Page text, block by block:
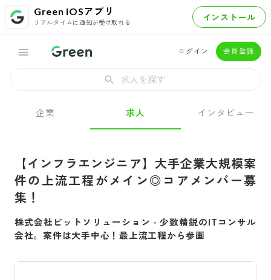
Green iOSアプリ
リアルタイムに通知が受け取れる インストール
ログイン 会員登録
求人を探す
企業 求人 インタビュー
【インフラエンジニア】大手企業大規模案
件の上流工程がメイン◎コアメンバー募
集！
株式会社ビットソリューション - 少数精鋭のITコンサル
会社。案件は大手中心！最上流工程から参画